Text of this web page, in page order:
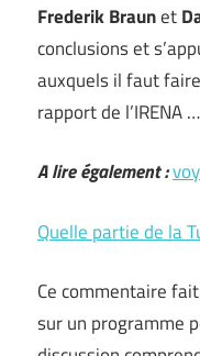
Frederik Braunet
conclusions et
auxquels il faut
rapport de l’IRENA …
A lire également :
Quelle partie de la
Ce commentaire
sur un programme